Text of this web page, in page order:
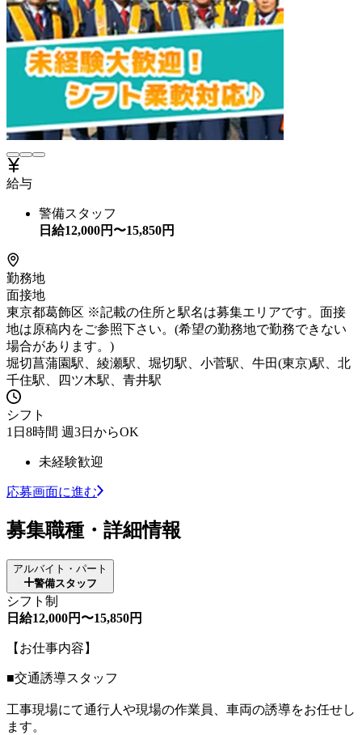
給与
警備スタッフ
日給12,000円〜15,850円
勤務地
面接地
東京都葛飾区 ※記載の住所と駅名は募集エリアです。面接
地は原稿内をご参照下さい。(希望の勤務地で勤務できない
場合があります。)
堀切菖蒲園駅、綾瀬駅、堀切駅、小菅駅、牛田(東京)駅、北
千住駅、四ツ木駅、青井駅
シフト
1日8時間 週3日からOK
未経験歓迎
応募画面に進む
募集職種・詳細情報
アルバイト・パート
警備スタッフ
シフト制
日給12,000円〜15,850円
【お仕事内容】
■交通誘導スタッフ
工事現場にて通行人や現場の作業員、車両の誘導をお任せし
ます。